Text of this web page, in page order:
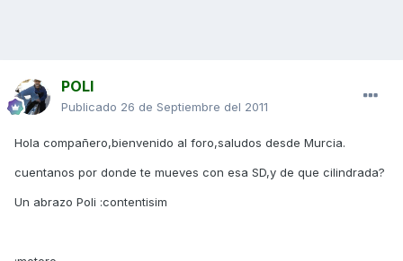
POLI
Publicado 26 de Septiembre del 2011
Hola compañero,bienvenido al foro,saludos desde Murcia.
cuentanos por donde te mueves con esa SD,y de que cilindrada?
Un abrazo Poli :contentisim